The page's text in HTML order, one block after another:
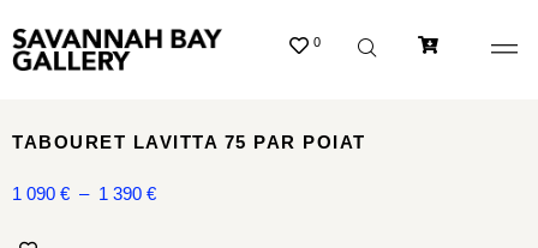
0
TABOURET LAVITTA 75 PAR POIAT
1 090 € – 1 390 €